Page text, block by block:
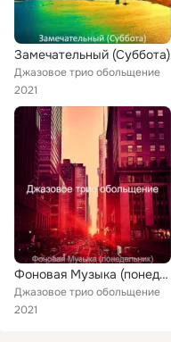
Замечательный (Суббота)
Джазовое трио обольщение
2021
Фоновая Музыка (понедельник)
Джазовое трио обольщение
2021